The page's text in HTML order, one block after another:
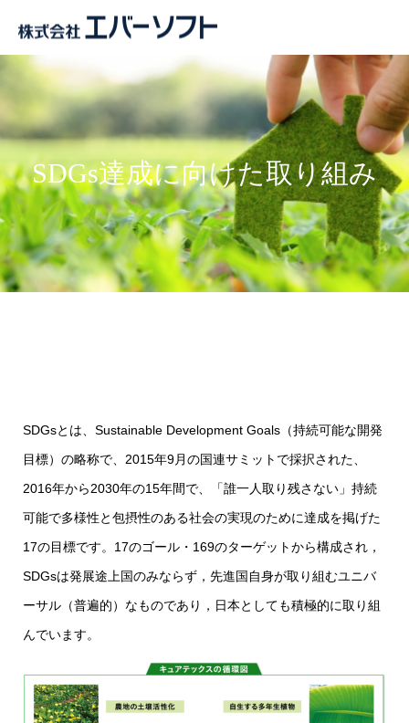
SDGs達成に向けた取り組み
SDGsとは、Sustainable Development Goals（持続可能な開発
目標）の略称で、2015年9月の国連サミットで採択された、
2016年から2030年の15年間で、「誰一人取り残さない」持続
可能で多様性と包摂性のある社会の実現のために達成を掲げた
17の目標です。17のゴール・169のターゲットから構成され，
SDGsは発展途上国のみならず，先進国自身が取り組むユニバ
ーサル（普遍的）なものであり，日本としても積極的に取り組
んでいます。